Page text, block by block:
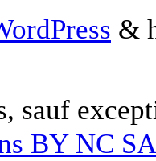
&
sauf
BY NC SA